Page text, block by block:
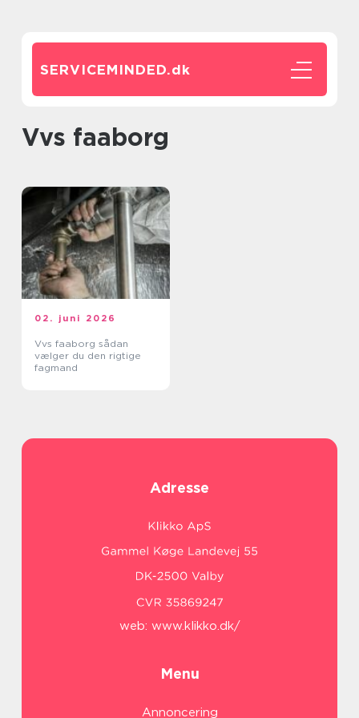
SERVICEMINDED.dk
vvs faaborg
02. juni 2026
Vvs faaborg sådan
vælger du den rigtige
fagmand
Adresse
web: www.klikko.dk/
Menu
Annoncering